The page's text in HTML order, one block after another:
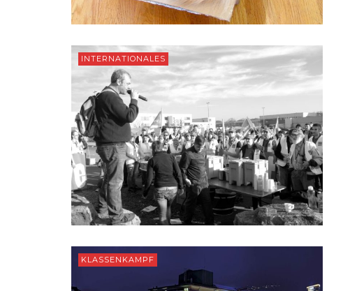
INTERNATIONALES
KLASSENKAMPF